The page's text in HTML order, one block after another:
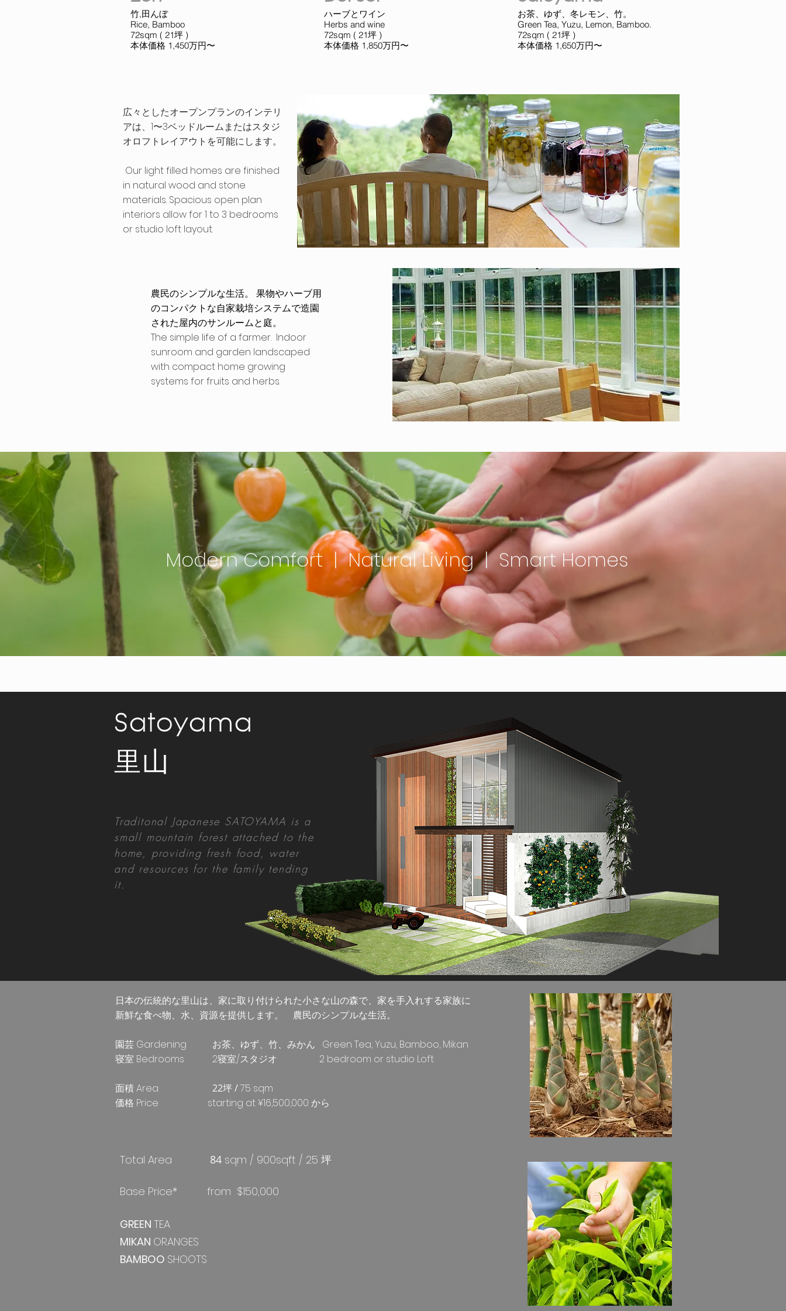
竹,田んぼ
Rice, Bamboo
72sqm ( 21坪 )
本体価格 1,450万円〜
ハーブとワイン
Herbs and wine
72sqm ( 21坪 )
本体価格 1,850万円〜
お茶、ゆず、冬レモン、竹。
Green Tea, Yuzu, Lemon, Bamboo.
72sqm ( 21坪 )
本体価格 1,650万円〜
広々としたオープンプランのインテリ
アは、1〜3ベッドルームまたはスタジ
オロフトレイアウトを可能にします。
Our light filled homes are finished
in natural wood and stone
materials. Spacious open plan
interiors allow for 1 to 3 bedrooms
or studio loft layout.
農民のシンプルな生活。 果物やハーブ用
のコンパクトな自家栽培システムで造園
された屋内のサンルームと庭。
The simple life of a farmer. Indoor
sunroom and garden landscaped
with compact home growing
systems for fruits and herbs.
Modern Comfort | Natural Living | Smart Homes
GARDEN ROOM
日本の伝統的な里山は、家に取り付けられた小さな山の森で、家を手入れする家族に
新鮮な食べ物、水、資源を提供します。 農民のシンプルな生活。
園芸 Gardening お茶、ゆず、竹、みかん Green Tea, Yuzu, Bamboo, Mikan
寝室 Bedrooms 2寝室/スタジオ 2 bedroom or studio Loft
面積 Area ​ 22坪 /75 sqm
価格 Price starting at ¥16,500,000 から
Total Area ​ 84 sqm / 900sqft / 25 坪
Base Price* from $150,000
GREEN TEA
MIKAN ORANGES
BAMBOO SHOOTS
Satoyama
里山
Traditonal Japanese SATOYAMA is a
small mountain forest attached to the
home, providing fresh food, water
and resources for the family tending
it.